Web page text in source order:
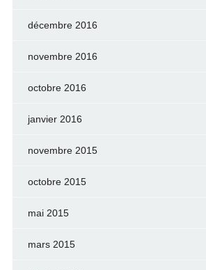
décembre 2016
novembre 2016
octobre 2016
janvier 2016
novembre 2015
octobre 2015
mai 2015
mars 2015